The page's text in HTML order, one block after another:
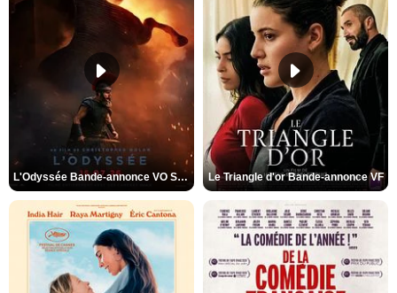
L'Odyssée Bande-annonce VO STFR Le Triangle d'or Bande-annonce VF